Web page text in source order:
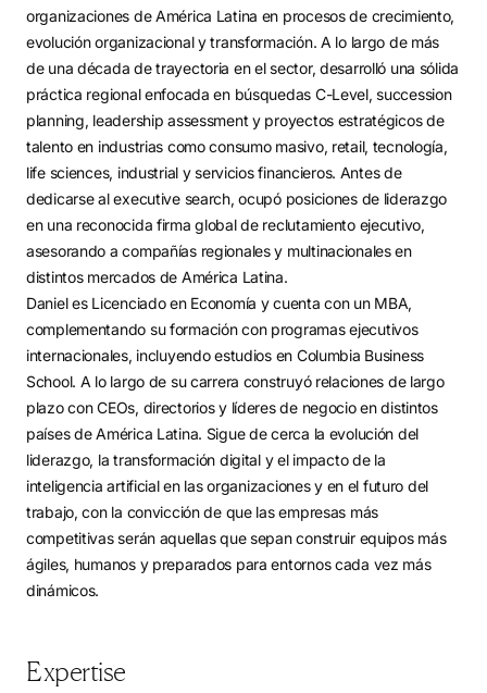
organizaciones de América Latina en procesos de crecimiento,
evolución organizacional y transformación. A lo largo de más
de una década de trayectoria en el sector, desarrolló una sólida
práctica regional enfocada en búsquedas C-Level, succession
planning, leadership assessment y proyectos estratégicos de
talento en industrias como consumo masivo, retail, tecnología,
life sciences, industrial y servicios financieros. Antes de
dedicarse al executive search, ocupó posiciones de liderazgo
en una reconocida firma global de reclutamiento ejecutivo,
asesorando a compañías regionales y multinacionales en
distintos mercados de América Latina.
Daniel es Licenciado en Economía y cuenta con un MBA,
complementando su formación con programas ejecutivos
internacionales, incluyendo estudios en Columbia Business
School. A lo largo de su carrera construyó relaciones de largo
plazo con CEOs, directorios y líderes de negocio en distintos
países de América Latina. Sigue de cerca la evolución del
liderazgo, la transformación digital y el impacto de la
inteligencia artificial en las organizaciones y en el futuro del
trabajo, con la convicción de que las empresas más
competitivas serán aquellas que sepan construir equipos más
ágiles, humanos y preparados para entornos cada vez más
dinámicos.
Expertise